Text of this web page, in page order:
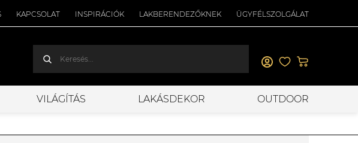
KAPCSOLAT INSPIRÁCIÓK LAKBERENDEZŐKNEK ÜGYFÉLSZOLGÁLAT
VILÁGÍTÁS LAKÁSDEKOR OUTDOOR